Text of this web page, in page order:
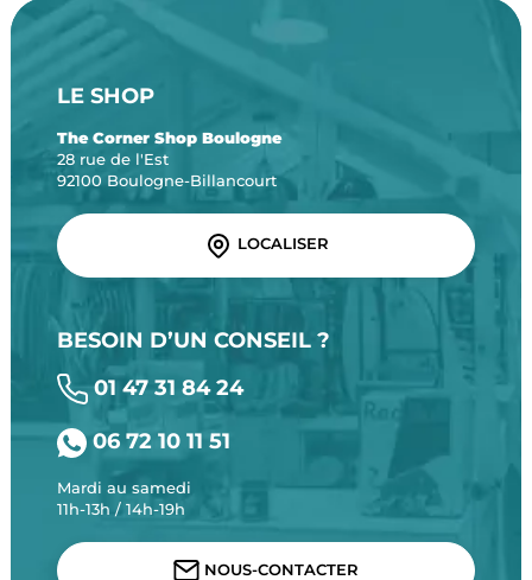
LE SHOP
The Corner Shop Boulogne
28 rue de l'Est
92100 Boulogne-Billancourt
LOCALISER
BESOIN D’UN CONSEIL ?
01 47 31 84 24
06 72 10 11 51
Mardi au samedi
11h-13h / 14h-19h
NOUS-CONTACTER